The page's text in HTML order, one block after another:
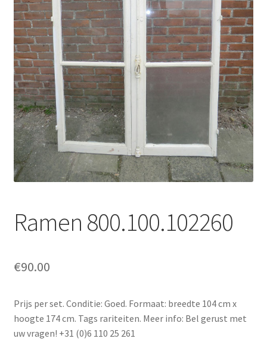
Tegels
Traponderdelen
Inkoop
Contact
Ramen 800.100.102260
€90.00
Prijs per set. Conditie: Goed. Formaat: breedte 104 cm x
hoogte 174 cm. Tags rariteiten. Meer info: Bel gerust met
uw vragen! +31 (0)6 110 25 261